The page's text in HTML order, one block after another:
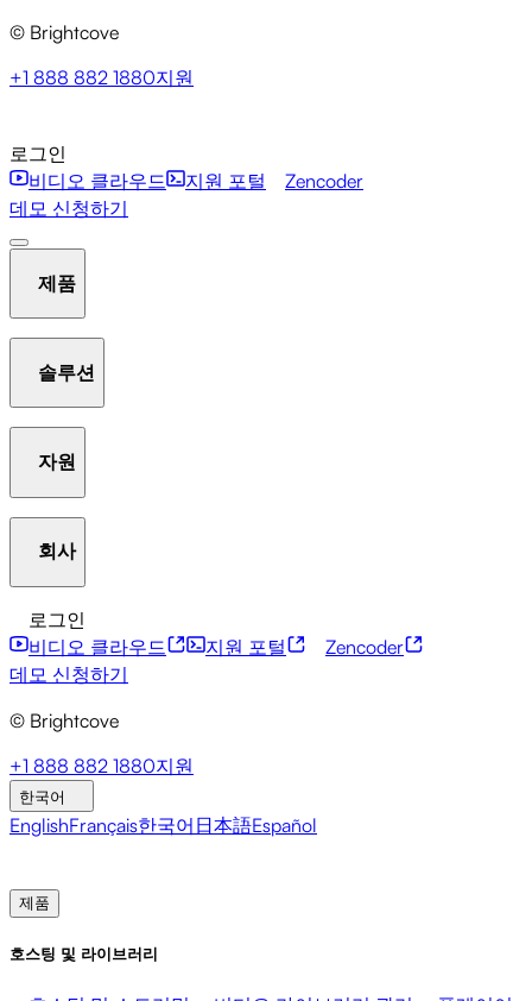
© Brightcove
+1 888 882 1880지원
로그인
비디오 클라우드
지원 포털
Zencoder
데모 신청하기
제품
트리밍
개발자 API
비스
통합 사회적 통합
솔루션
Beacon Studio
미디어 수익화
판매 직원 지원
방송사 의료 및 제약
자원
Brightcove Academy
회사
브라이트코브에 관하여
프레스룸 뉴스레터
로그인
비디오 클라우드
지원 포털
Zencoder
데모 신청하기
© Brightcove
+1 888 882 1880지원
한국어
EnglishFrançais한국어 日本語Español
제품
호스팅 및 라이브러리